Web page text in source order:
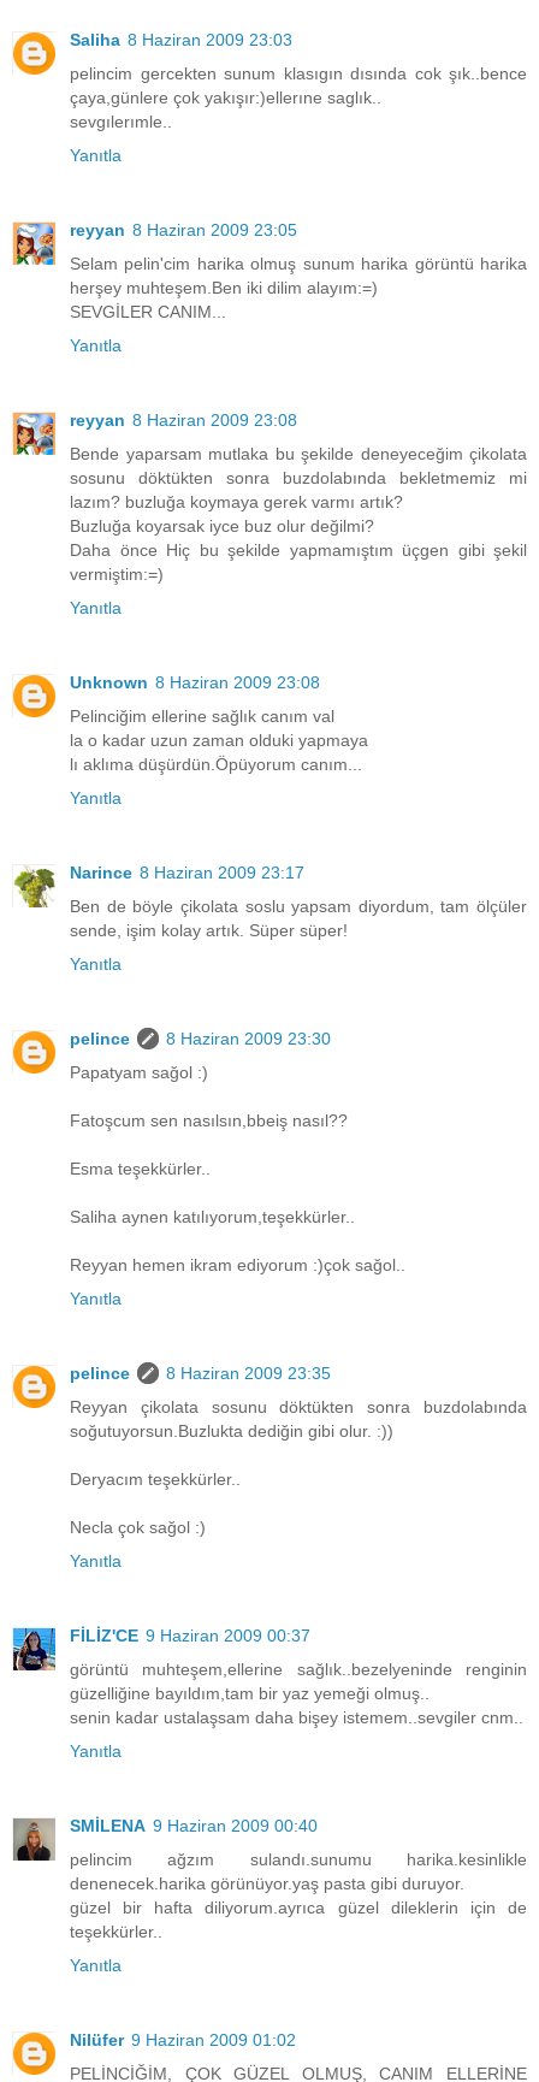
Saliha 8 Haziran 2009 23:03
pelincim gercekten sunum klasıgın dısında cok şık..bence
çaya,günlere çok yakışır:)ellerıne saglık..
sevgılerımle..
Yanıtla
reyyan 8 Haziran 2009 23:05
Selam pelin'cim harika olmuş sunum harika görüntü harika
herşey muhteşem.Ben iki dilim alayım:=)
SEVGİLER CANIM...
Yanıtla
reyyan 8 Haziran 2009 23:08
Bende yaparsam mutlaka bu şekilde deneyeceğim çikolata
sosunu döktükten sonra buzdolabında bekletmemiz mi
lazım? buzluğa koymaya gerek varmı artık?
Buzluğa koyarsak iyce buz olur değilmi?
Daha önce Hiç bu şekilde yapmamıştım üçgen gibi şekil
vermiştim:=)
Yanıtla
Unknown 8 Haziran 2009 23:08
Pelinciğim ellerine sağlık canım val
la o kadar uzun zaman olduki yapmaya
lı aklıma düşürdün.Öpüyorum canım...
Yanıtla
Narince 8 Haziran 2009 23:17
Ben de böyle çikolata soslu yapsam diyordum, tam ölçüler
sende, işim kolay artık. Süper süper!
Yanıtla
pelince
8 Haziran 2009 23:30
Papatyam sağol :)
Fatoşcum sen nasılsın,bbeiş nasıl??
Esma teşekkürler..
Saliha aynen katılıyorum,teşekkürler..
Reyyan hemen ikram ediyorum :)çok sağol..
Yanıtla
pelince
8 Haziran 2009 23:35
Reyyan çikolata sosunu döktükten sonra buzdolabında
soğutuyorsun.Buzlukta dediğin gibi olur. :))
Deryacım teşekkürler..
Necla çok sağol :)
Yanıtla
FİLİZ'CE 9 Haziran 2009 00:37
görüntü muhteşem,ellerine sağlık..bezelyeninde renginin
güzelliğine bayıldım,tam bir yaz yemeği olmuş..
senin kadar ustalaşsam daha bişey istemem..sevgiler cnm..
Yanıtla
SMİLENA 9 Haziran 2009 00:40
pelincim ağzım sulandı.sunumu harika.kesinlikle
denenecek.harika görünüyor.yaş pasta gibi duruyor.
güzel bir hafta diliyorum.ayrıca güzel dileklerin için de
teşekkürler..
Yanıtla
Nilüfer 9 Haziran 2009 01:02
PELİNCİĞİM, ÇOK GÜZEL OLMUŞ, CANIM ELLERİNE